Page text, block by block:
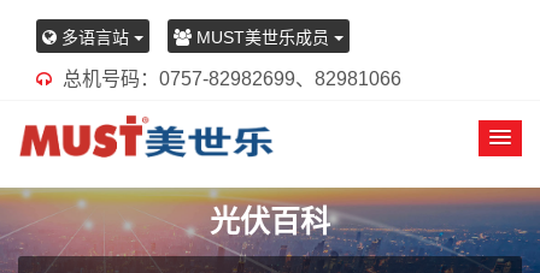
多语言站 MUST美世乐成员
总机号码：0757-82982699、82981066
光伏百科